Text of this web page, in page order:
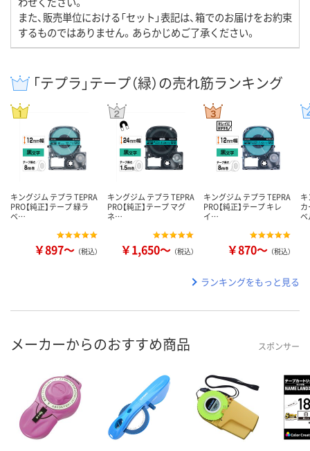
また、販売単位における「セット」表記は、箱でのお届けをお約束
するものではありません。あらかじめご了承ください。
「テプラ」テープ（緑）の売れ筋ランキング
キングジム テプラ TEPRA
PRO【純正】テープ 緑ラ
ベ…
￥897～ （税込）
キングジム テプラ TEPRA
PRO【純正】テープ マグ
ネ…
￥1,650～ （税込）
キングジム テプラ TEPRA
PRO【純正】テープ キレ
イ…
￥870～ （税込）
ランキングをもっと見る
メーカーからのおすすめ商品 スポンサー